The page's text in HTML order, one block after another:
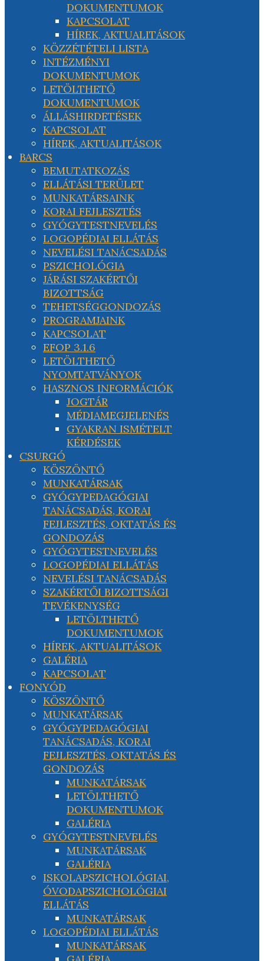
DOKUMENTUMOK
KAPCSOLAT
HÍREK, AKTUALITÁSOK
KÖZZÉTÉTELI LISTA
INTÉZMÉNYI
DOKUMENTUMOK
LETÖLTHETŐ
DOKUMENTUMOK
ÁLLÁSHIRDETÉSEK
KAPCSOLAT
HÍREK, AKTUALITÁSOK
BARCS
BEMUTATKOZÁS
ELLÁTÁSI TERÜLET
MUNKATÁRSAINK
KORAI FEJLESZTÉS
GYÓGYTESTNEVELÉS
LOGOPÉDIAI ELLÁTÁS
NEVELÉSI TANÁCSADÁS
PSZICHOLÓGIA
JÁRÁSI SZAKÉRTŐI
BIZOTTSÁG
TEHETSÉGGONDOZÁS
PROGRAMJAINK
KAPCSOLAT
EFOP 3.1.6
LETÖLTHETŐ
NYOMTATVÁNYOK
HASZNOS INFORMÁCIÓK
JOGTÁR
MÉDIAMEGJELENÉS
GYAKRAN ISMÉTELT
KÉRDÉSEK
CSURGÓ
KÖSZÖNTŐ
MUNKATÁRSAK
GYÓGYPEDAGÓGIAI
TANÁCSADÁS, KORAI
FEJLESZTÉS, OKTATÁS ÉS
GONDOZÁS
GYÓGYTESTNEVELÉS
LOGOPÉDIAI ELLÁTÁS
NEVELÉSI TANÁCSADÁS
SZAKÉRTŐI BIZOTTSÁGI
TEVÉKENYSÉG
LETÖLTHETŐ
DOKUMENTUMOK
HÍREK, AKTUALITÁSOK
GALÉRIA
KAPCSOLAT
FONYÓD
KÖSZÖNTŐ
MUNKATÁRSAK
GYÓGYPEDAGÓGIAI
TANÁCSADÁS, KORAI
FEJLESZTÉS, OKTATÁS ÉS
GONDOZÁS
MUNKATÁRSAK
LETÖLTHETŐ
DOKUMENTUMOK
GALÉRIA
GYÓGYTESTNEVELÉS
MUNKATÁRSAK
GALÉRIA
ISKOLAPSZICHOLÓGIAI,
ÓVODAPSZICHOLÓGIAI
ELLÁTÁS
MUNKATÁRSAK
LOGOPÉDIAI ELLÁTÁS
MUNKATÁRSAK